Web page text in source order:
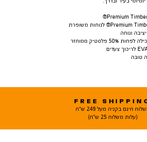
ונוחה
טובה
FREE
חינם בקניה מעל 249 ש"ח
(עלות משלוח 25 ש"ח)